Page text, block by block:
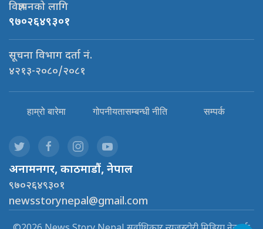
विज्ञापनको लागि
९७०२६४९३०१
सूचना विभाग दर्ता नं.
४२१३-२०८०/२०८१
हाम्रो बारेमा गोपनीयतासम्बन्धी नीति सम्पर्क
अनामनगर, काठमाडौं, नेपाल
९७०२६४९३०१
newsstorynepal@gmail.com